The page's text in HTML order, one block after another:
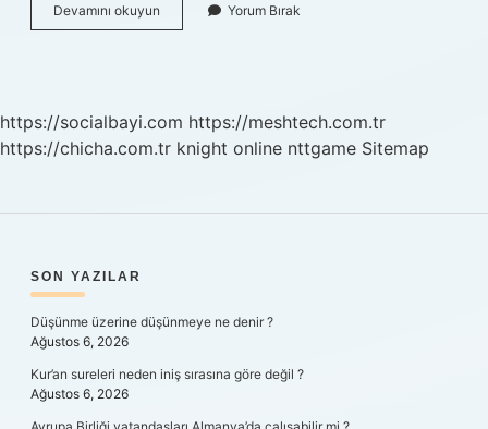
Devamını okuyun
Ne
Yorum Bırak
https://socialbayi.com https://meshtech.com.tr
https://chicha.com.tr knight online nttgame Sitemap
SIDEBAR
SON YAZILAR
Düşünme üzerine düşünmeye ne denir ?
Ağustos 6, 2026
Kur’an sureleri neden iniş sırasına göre değil ?
Ağustos 6, 2026